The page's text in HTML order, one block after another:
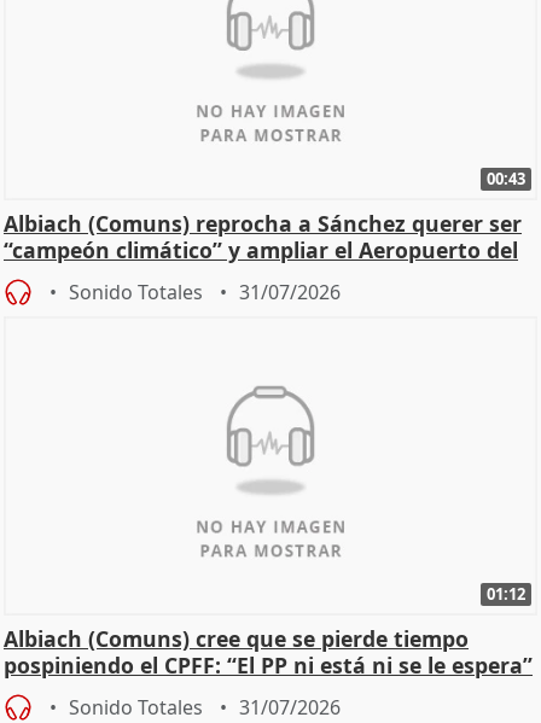
00:43
Albiach (Comuns) reprocha a Sánchez querer ser
“campeón climático” y ampliar el Aeropuerto del
Prat
Sonido Totales 31/07/2026
01:12
Albiach (Comuns) cree que se pierde tiempo
pospiniendo el CPFF: “El PP ni está ni se le espera”
Sonido Totales 31/07/2026